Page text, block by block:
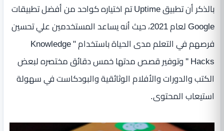
بالذكر أن تطبيق Uptime تم اختياره كواحد من أفضل تطبيقات
Google لعام 2021، حيث أنه يساعد المستخدمين علي تحسين
فرصهم في التعلم مدى الحياة باستخدام " Knowledge
Hacks '' وتوفير قصص مدتها خمس دقائق مختصره لبعض
الكتب والدورات والأفلام الوثائقية والبودكاست في سهولة
استيعاب المحتوى.